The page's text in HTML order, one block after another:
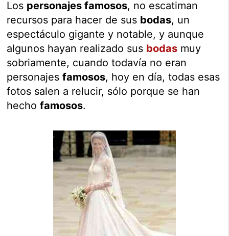
Los personajes famosos, no escatiman
recursos para hacer de sus bodas, un
espectáculo gigante y notable, y aunque
algunos hayan realizado sus bodas muy
sobriamente, cuando todavía no eran
personajesfamosos, hoy en día, todas esas
fotos salen a relucir, sólo porque se han
hechofamosos.